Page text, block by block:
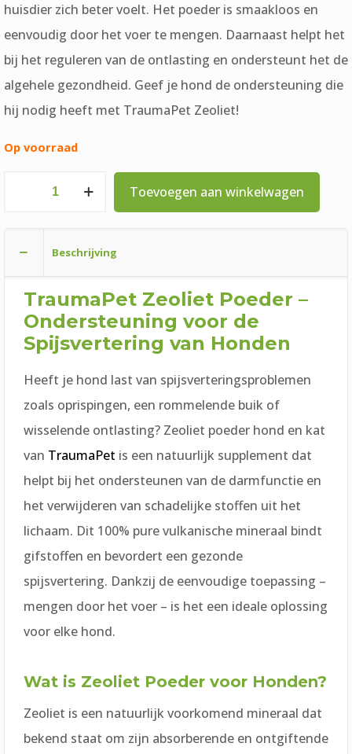
huisdier zich beter voelt. Het poeder is smaakloos en
eenvoudig door het voer te mengen. Daarnaast helpt het
bij het reguleren van de ontlasting en ondersteunt het de
algehele gezondheid. Geef je hond de ondersteuning die
hij nodig heeft met TraumaPet Zeoliet!
Op voorraad
TraumaPet
Poeder
Huisdieren
Toevoegen aan winkelwagen
Beschrijving
TraumaPetZeoliet Poeder –
Ondersteuning voor de
Spijsvertering van Honden
Heeft je hond last van spijsverteringsproblemen
zoals oprispingen, een rommelende buik of
wisselende ontlasting? Zeoliet poeder hond en kat
van TraumaPet is een natuurlijk supplement dat
helpt bij het ondersteunen van de darmfunctie en
het verwijderen van schadelijke stoffen uit het
lichaam. Dit 100% pure vulkanische mineraal bindt
gifstoffen en bevordert een gezonde
spijsvertering. Dankzij de eenvoudige toepassing –
mengen door het voer – is het een ideale oplossing
voor elke hond.
Wat is Zeoliet Poeder voor Honden?
Zeoliet is een natuurlijk voorkomend mineraal dat
bekend staat om zijn absorberende en ontgiftende